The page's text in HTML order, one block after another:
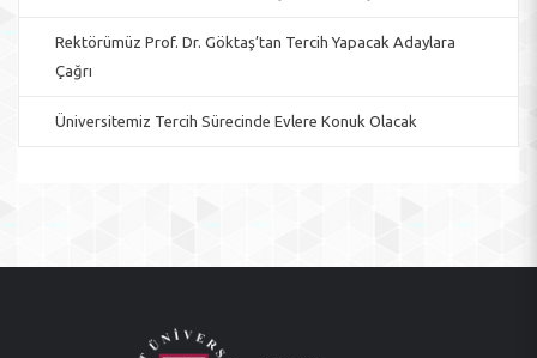
Rektörümüz Prof. Dr. Göktaş’tan Tercih Yapacak Adaylara
Çağrı
Üniversitemiz Tercih Sürecinde Evlere Konuk Olacak